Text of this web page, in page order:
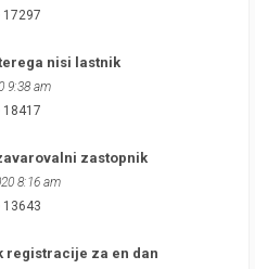
17297
nisi lastnik
9:38 am
18417
zastopnik
8:16 am
13643
registracije za en dan